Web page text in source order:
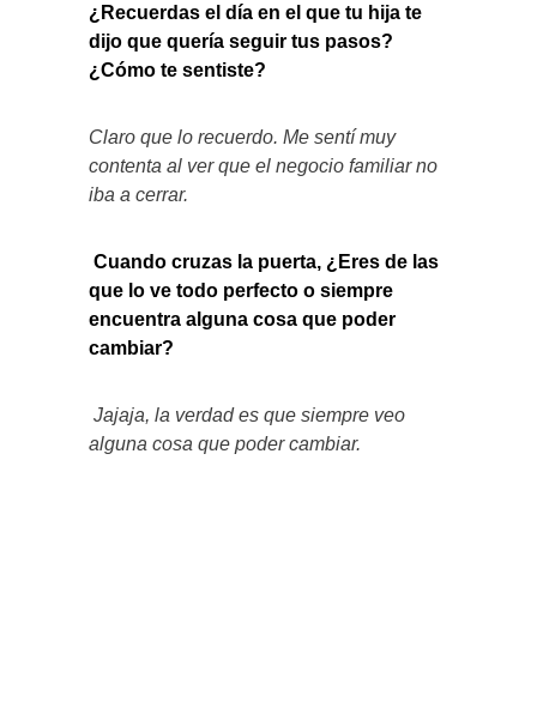
¿Recuerdas el día en el que tu hija te
dijo que quería seguir tus pasos?
¿Cómo te sentiste?
Claro que lo recuerdo. Me sentí muy
contenta al ver que el negocio familiar no
iba a cerrar.
Cuando cruzas la puerta, ¿Eres de las
que lo ve todo perfecto o siempre
encuentra alguna cosa que poder
cambiar?
Jajaja, la verdad es que siempre veo
alguna cosa que poder cambiar.